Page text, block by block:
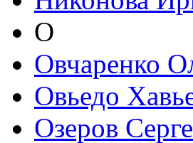
О
Овчаренко
Овьедо
Озеров